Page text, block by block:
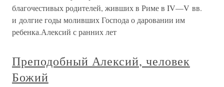
благочестивых родителей, живших в Риме в IV—V вв.
и долгие годы моливших Господа о даровании им
ребенка.Алексий с ранних лет
Преподобный Алексий, человек
Божий